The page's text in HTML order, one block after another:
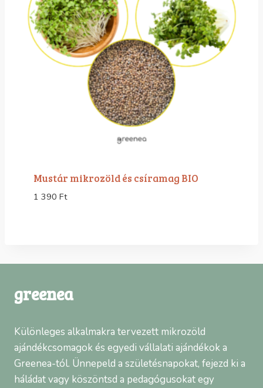
Mustár mikrozöld és csíramag BIO
1 390 Ft
greenea
Különleges alkalmakra tervezett mikrozöld
ajándékcsomagok és egyedi vállalati ajándékok a
Greenea-tól. Ünnepeld a születésnapokat, fejezd ki a
háládat vagy köszöntsd a pedagógusokat egy